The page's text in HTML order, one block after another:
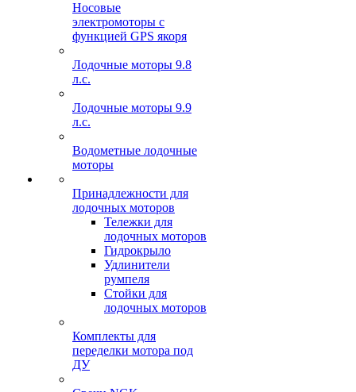
Носовые
электромоторы с
функцией GPS якоря
Лодочные моторы 9.8
л.с.
Лодочные моторы 9.9
л.с.
Водометные лодочные
моторы
Принадлежности для
лодочных моторов
Тележки для
лодочных моторов
Гидрокрыло
Удлинители
румпеля
Стойки для
лодочных моторов
Комплекты для
переделки мотора под
ДУ